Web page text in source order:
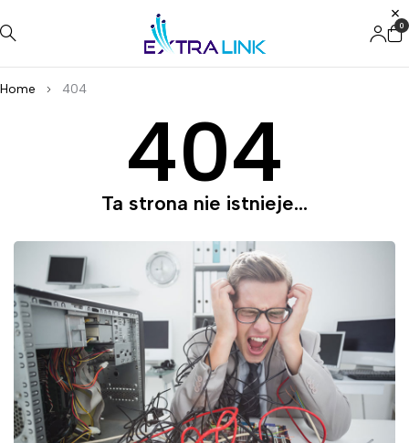
0
Home 404
404
Ta strona nie istnieje...